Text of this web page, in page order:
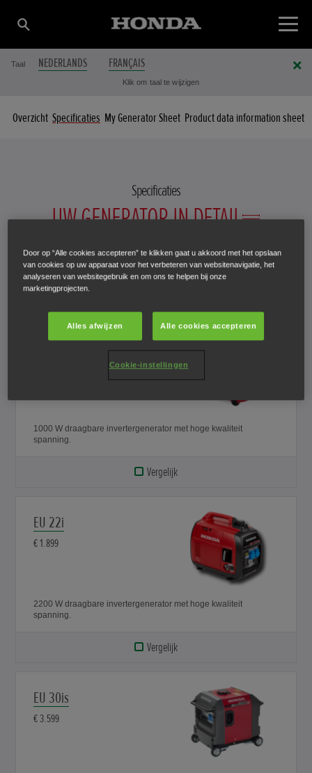
Taal NEDERLANDS FRANÇAIS
Klik om taal te wijzigen
Overzicht Specificaties My Generator Sheet Product data information sheet
Specificaties
UW GENERATOR IN DETAIL
Selecteer een generator om de specificatiedetails te bekijken.
1000 W draagbare invertergenerator met hoge kwaliteit
spanning.
Vergelijk
EU 22i
€ 1.899
2200 W draagbare invertergenerator met hoge kwaliteit
spanning.
Vergelijk
EU 30is
€ 3.599
Door op “Alle cookies accepteren” te klikken gaat u akkoord met het opslaan
van cookies op uw apparaat voor het verbeteren van websitenavigatie, het
analyseren van websitegebruik en om ons te helpen bij onze
marketingprojecten.
Alles afwijzen Alle cookies accepteren
Cookie-instellingen